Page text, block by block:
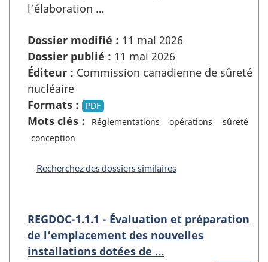
l’élaboration …
Dossier modifié : 11 mai 2026
Dossier publié : 11 mai 2026
Éditeur : Commission canadienne de sûreté
nucléaire
Formats :
PDF
Mots clés : Réglementations opérations
sûreté
conception
Recherchez des dossiers similaires
REGDOC-1.1.1 - Évaluation et préparation
de l’emplacement des nouvelles
installations dotées de …